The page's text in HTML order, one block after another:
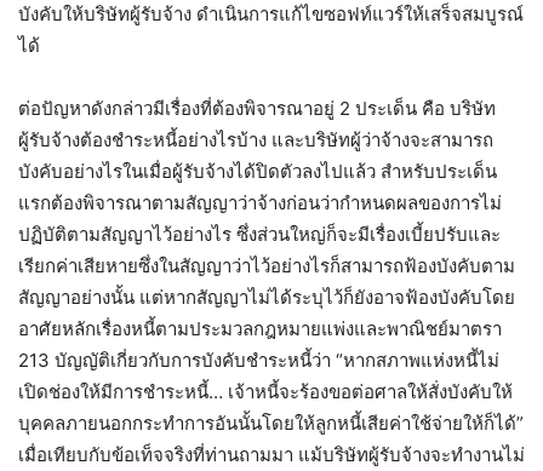
บังคับให้บริษัทผู้รับจ้าง ดำเนินการแก้ไขซอฟท์แวร์ให้เสร็จสมบูรณ์
ได้
ต่อปัญหาดังกล่าวมีเรื่องที่ต้องพิจารณาอยู่ 2 ประเด็น คือ บริษัท
ผู้รับจ้างต้องชำระหนี้อย่างไรบ้าง และบริษัทผู้ว่าจ้างจะสามารถ
บังคับอย่างไรในเมื่อผู้รับจ้างได้ปิดตัวลงไปแล้ว สำหรับประเด็น
แรกต้องพิจารณาตามสัญญาว่าจ้างก่อนว่ากำหนดผลของการไม่
ปฏิบัติตามสัญญาไว้อย่างไร ซึ่งส่วนใหญ่ก็จะมีเรื่องเบี้ยปรับและ
เรียกค่าเสียหายซึ่งในสัญญาว่าไว้อย่างไรก็สามารถฟ้องบังคับตาม
สัญญาอย่างนั้น แต่หากสัญญาไม่ได้ระบุไว้ก็ยังอาจฟ้องบังคับโดย
อาศัยหลักเรื่องหนี้ตามประมวลกฎหมายแพ่งและพาณิชย์มาตรา
213 บัญญัติเกี่ยวกับการบังคับชำระหนี้ว่า “หากสภาพแห่งหนี้ไม่
เปิดช่องให้มีการชำระหนี้… เจ้าหนี้จะร้องขอต่อศาลให้สั่งบังคับให้
บุคคลภายนอกกระทำการอันนั้นโดยให้ลูกหนี้เสียค่าใช้จ่ายให้ก็ได้”
เมื่อเทียบกับข้อเท็จจริงที่ท่านถามมา แม้บริษัทผู้รับจ้างจะทำงานไม่